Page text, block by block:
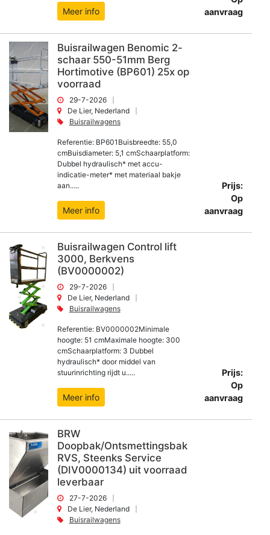
Meer info
aanvraag
Buisrailwagen Benomic 2-
schaar 550-51mm Berg
Hortimotive (BP601) 25x op
voorraad
29-7-2026
De Lier, Nederland
Buisrailwagens
Referentie: BP601Buisbreedte: 55,0
cmBuisdiameter: 5,1 cmSchaarplatform:
Dubbel hydraulisch* met accu-
indicatie-meter* met materiaal bakje
aan.....
Meer info
Prijs:
Op
aanvraag
Buisrailwagen Control lift
3000, Berkvens
(BV0000002)
29-7-2026
De Lier, Nederland
Buisrailwagens
Referentie: BV0000002Minimale
hoogte: 51 cmMaximale hoogte: 300
cmSchaarplatform: 3 Dubbel
hydraulisch* door middel van
stuurinrichting rijdt u.....
Meer info
Prijs:
Op
aanvraag
BRW
Doopbak/Ontsmettingsbak
RVS, Steenks Service
(DIV0000134) uit voorraad
leverbaar
27-7-2026
De Lier, Nederland
Buisrailwagens